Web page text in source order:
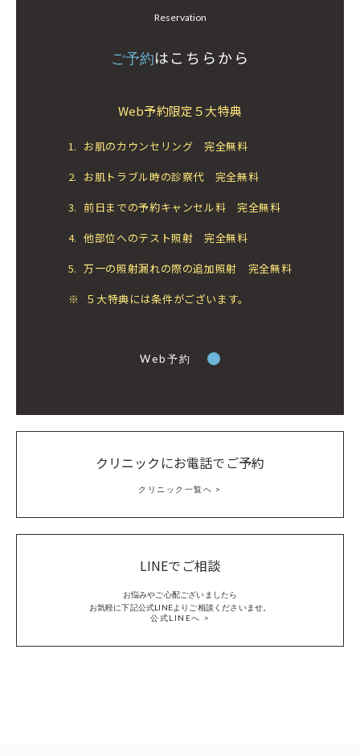
Reservation
ご予約はこちらから
Web予約限定５大特典
1. お肌のカウンセリング 完全無料
2. お肌トラブル時の診察代 完全無料
3. 前日までの予約キャンセル料 完全無料
4. 他部位へのテスト照射 完全無料
5. 万一の照射漏れの際の追加照射 完全無料
※
５大特典には条件がございます。
Web予約
クリニックにお電話でご予約
クリニック一覧へ
LINEでご相談
お悩みやご心配ございましたら
お気軽に下記公式LINEよりご相談くださいませ。
公式LINEへ